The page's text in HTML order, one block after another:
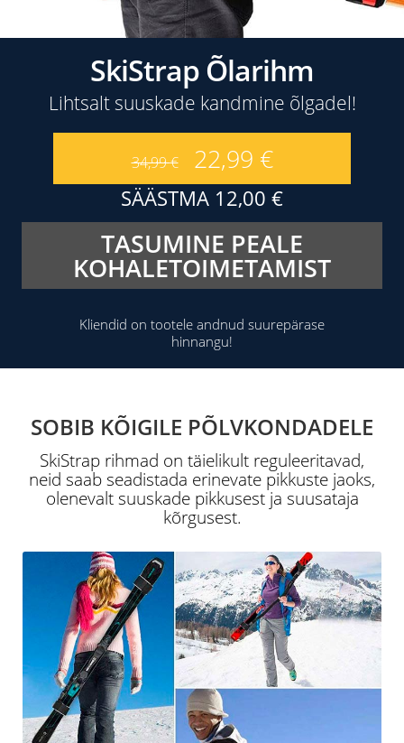
SkiStrap Õlarihm
Lihtsalt suuskade kandmine õlgadel!
34,99€ 22,99 €
SÄÄSTMA 12,00 €
TASUMINE PEALE
KOHALETOIMETAMIST
Kliendid on tootele andnud suurepärase
hinnangu!
SOBIB KÕIGILE PÕLVKONDADELE
SkiStrap rihmad on täielikult reguleeritavad,
neid saab seadistada erinevate pikkuste jaoks,
olenevalt suuskade pikkusest ja suusataja
kõrgusest.